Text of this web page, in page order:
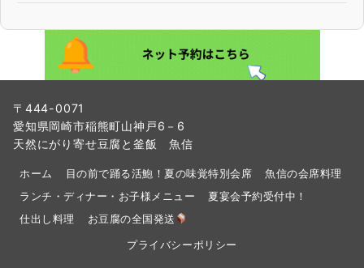
〒444-0071
愛知県岡崎市稲熊町山神戸6－6
天然にがり寄せ豆腐と釜飯 魚信
ホーム 目の前で踊る活鮑！夏の味覚特別会席
魚信の会席料理
ランチ・ディナー・お子様メニュー
夏宴会予約受付中！
仕出し料理
お豆腐の全国発送
プライバシーポリシー